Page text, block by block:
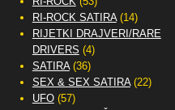
RI-ROCK SATIRA(14)
RIJETKI DRAJVERI/RARE
DRIVERS (4)
SATIRA(36)
SEX & SEX SATIRA(22)
UFO(57)